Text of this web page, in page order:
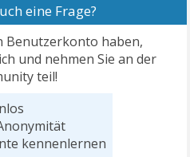
eine Frage?
Benutzerkonto haben,
und nehmen Sie an der
teil!
kennenlernen